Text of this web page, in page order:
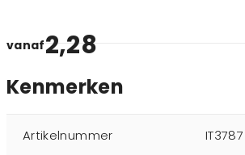
vanaf2,28
Kenmerken
Artikelnummer IT3787